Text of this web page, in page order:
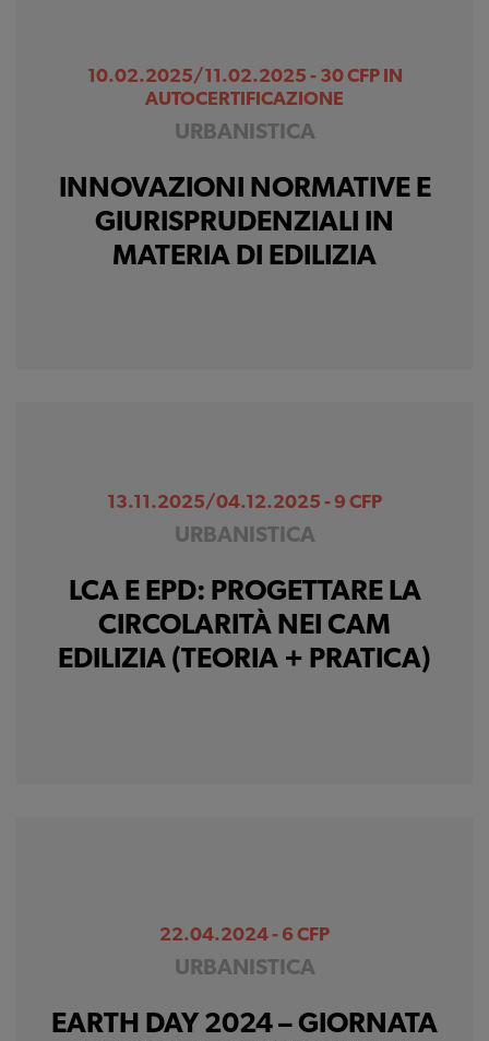
10.02.2025/11.02.2025 - 30 CFP IN
AUTOCERTIFICAZIONE
URBANISTICA
INNOVAZIONI NORMATIVE E
GIURISPRUDENZIALI IN
MATERIA DI EDILIZIA
13.11.2025/04.12.2025 - 9 CFP
URBANISTICA
LCA E EPD: PROGETTARE LA
CIRCOLARITÀ NEI CAM
EDILIZIA (TEORIA + PRATICA)
22.04.2024 - 6 CFP
URBANISTICA
EARTH DAY 2024 – GIORNATA